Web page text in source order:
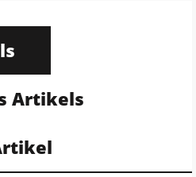
Artikels